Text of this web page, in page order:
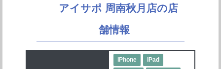
アイサポ 周南秋月店の店
舗情報
iPhone iPad